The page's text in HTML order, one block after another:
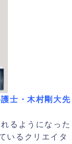
士・木村剛大先
るようになった
いるクリエイタ